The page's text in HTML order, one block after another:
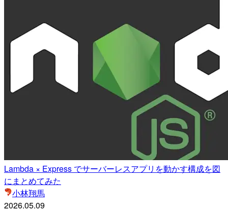
Lambda × Express でサーバーレスアプリを動かす構成を図
にまとめてみた
小林翔馬
2026.05.09